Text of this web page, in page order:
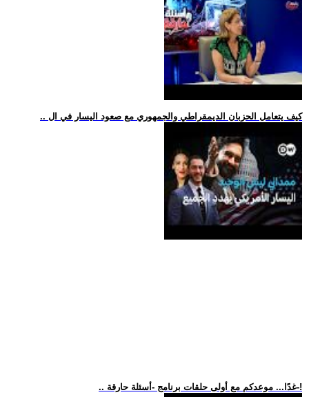
.. كيف يتعامل الحزبان الديمقراطي والجمهوري مع صعود اليسار في ال
.. غدًا... موعدكم مع أولى حلقات برنامج -أسئلة حارقة-!